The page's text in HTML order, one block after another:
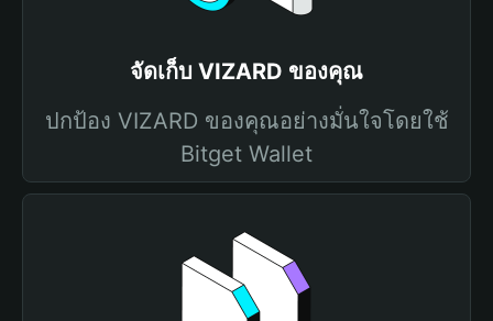
จัดเก็บ VIZARD ของคุณ
ปกป้อง VIZARD ของคุณอย่างมั่นใจโดยใช้
Bitget Wallet